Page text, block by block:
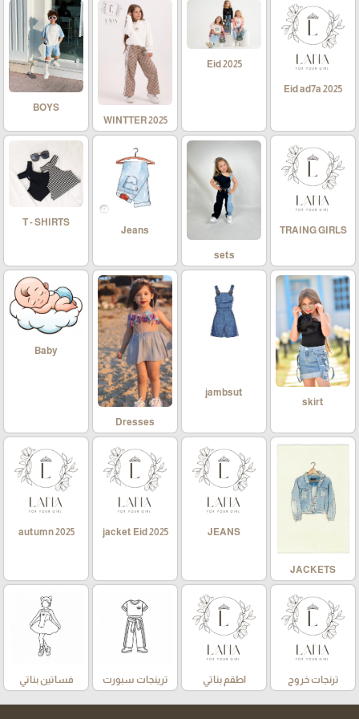
Eid ad7a 2025
Eid 2025
WINTTER 2025
BOYS
TRAING GIRLS
sets
Jeans
T - SHIRTS
skirt
jambsut
Dresses
Baby
JACKETS
JEANS
jacket Eid 2025
autumn 2025
ترنجات خروج اطقم بناتي ترينجات سبورت فساتين بناتي